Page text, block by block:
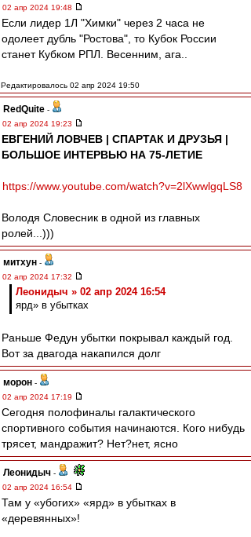
02 апр 2024 19:48
Если лидер 1Л "Химки" через 2 часа не
одолеет дубль "Ростова", то Кубок России
станет Кубком РПЛ. Весенним, ага..
Редактировалось 02 апр 2024 19:50
RedQuite -
02 апр 2024 19:23
ЕВГЕНИЙ ЛОВЧЕВ | СПАРТАК И ДРУЗЬЯ |
БОЛЬШОЕ ИНТЕРВЬЮ НА 75-ЛЕТИЕ
https://www.youtube.com/watch?v=2lXwwlgqLS8
Володя Словесник в одной из главных
ролей...)))
митхун -
02 апр 2024 17:32
Леонидыч » 02 апр 2024 16:54
ярд» в убытках
Раньше Федун убытки покрывал каждый год.
Вот за двагода накапился долг
морон -
02 апр 2024 17:19
Сегодня полофиналы галактического
спортивного события начинаются. Кого нибудь
трясет, мандражит? Нет?нет, ясно
Леонидыч -
02 апр 2024 16:54
Там у «убогих» «ярд» в убытках в
«деревянных»!